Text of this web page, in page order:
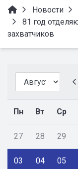
Новости
81 год
захватчиков
Пн Вт Ср
27 28 29
03 04 05